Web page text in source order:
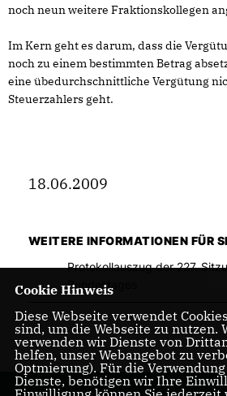
noch neun weitere Fraktionskollegen
Im Kern geht es darum, dass die
noch zu einem bestimmten Betrag
eine übedurchschnittliche Vergütung
Steuerzahlers geht.
18.06.2009
WEITERE INFORMATIONEN FÜR
Protokollauszug der 227.
Bundestages
Cookie Hinweis
Diese Webseite verwendet
sind, um die Webseite zu nutzen.
verwenden wir Dienste von
helfen, unser Webangebot zu
Optmierung). Für die
Dienste, benötigen wir Ihre